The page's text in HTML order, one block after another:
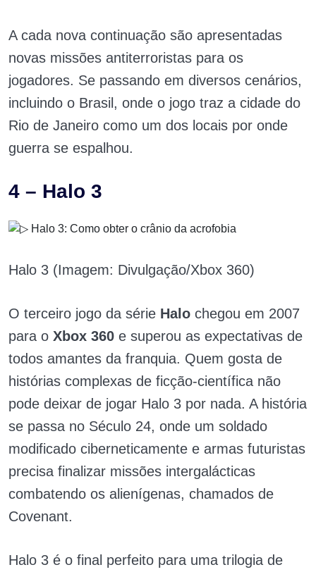
A cada nova continuação são apresentadas
novas missões antiterroristas para os
jogadores. Se passando em diversos cenários,
incluindo o Brasil, onde o jogo traz a cidade do
Rio de Janeiro como um dos locais por onde
guerra se espalhou.
4 – Halo 3
Halo 3 (Imagem: Divulgação/Xbox 360)
O terceiro jogo da série Halo chegou em 2007
para o Xbox 360 e superou as expectativas de
todos amantes da franquia. Quem gosta de
histórias complexas de ficção-científica não
pode deixar de jogar Halo 3 por nada. A história
se passa no Século 24, onde um soldado
modificado ciberneticamente e armas futuristas
precisa finalizar missões intergalácticas
combatendo os alienígenas, chamados de
Covenant.
Halo 3 é o final perfeito para uma trilogia de